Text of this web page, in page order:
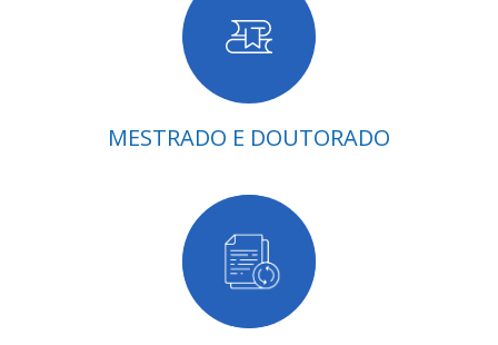
MESTRADO E DOUTORADO